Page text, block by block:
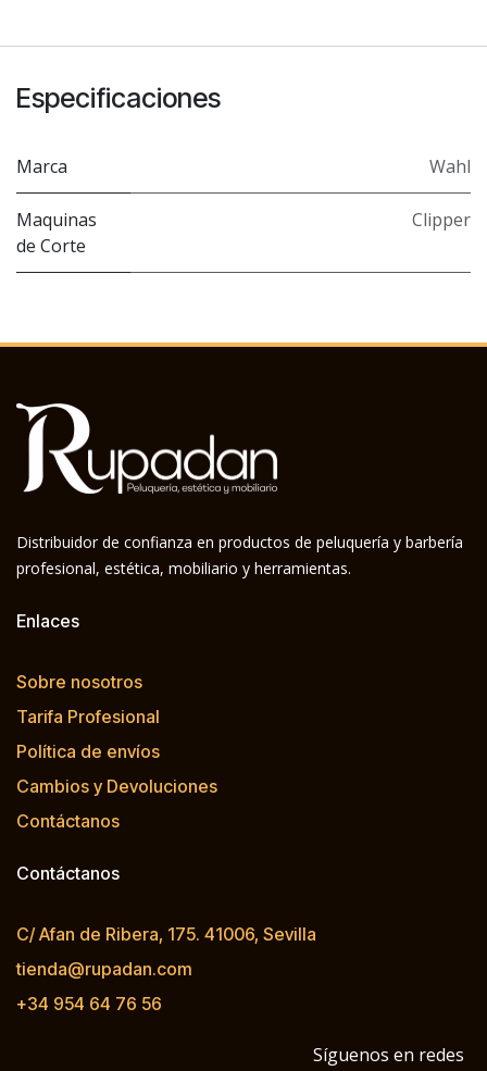
Especificaciones
Marca Wahl
Maquinas
de Corte
Clipper
Distribuidor de confianza en productos de peluquería y barbería
profesional, estética, mobiliario y herramientas.
Enlaces
Sobre nosotros
Tarifa Profesional
Política de envíos
Cambios y Devoluciones
Contáctanos
Contáctanos
C/ Afan de Ribera, 175. 41006, Sevilla
tienda@rupadan.com
+34 954 64 76 56
Síguenos en redes